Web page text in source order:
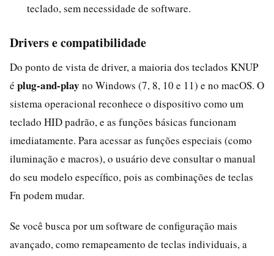
teclado, sem necessidade de software.
Drivers e compatibilidade
Do ponto de vista de driver, a maioria dos teclados KNUP
é plug-and-play no Windows (7, 8, 10 e 11) e no macOS. O
sistema operacional reconhece o dispositivo como um
teclado HID padrão, e as funções básicas funcionam
imediatamente. Para acessar as funções especiais (como
iluminação e macros), o usuário deve consultar o manual
do seu modelo específico, pois as combinações de teclas
Fn podem mudar.
Se você busca por um software de configuração mais
avançado, como remapeamento de teclas individuais, a